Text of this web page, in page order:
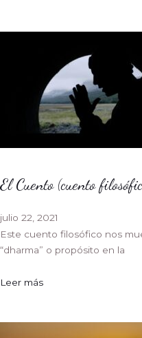
El Cuento (cuento
julio 22, 2021
Este cuento filosófico nos
“dharma” o propósito en la
Leer más